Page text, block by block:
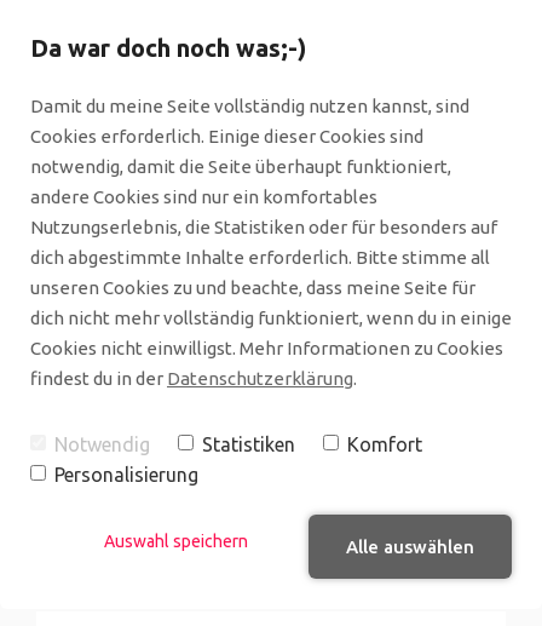
Suche
Du hast nicht auf den ersten Blick gefunden, was
du sucht? Dann versuche es doch bitte einmal
direkt hier. Am besten, du verwendest ein
kannst du mich auch gern ansprechen. Am besten
über einen meiner Social Media-Kanäle.
Da war doch noch was;-)
Damit du meine Seite vollständig nutzen kannst, sind
Cookies erforderlich. Einige dieser Cookies sind
notwendig, damit die Seite überhaupt funktioniert,
andere Cookies sind nur ein komfortables
Nutzungserlebnis, die Statistiken oder für besonders auf
dich abgestimmte Inhalte erforderlich. Bitte stimme all
unseren Cookies zu und beachte, dass meine Seite für
dich nicht mehr vollständig funktioniert, wenn du in einige
Cookies nicht einwilligst. Mehr Informationen zu Cookies
findest du in der Datenschutzerklärung.
Notwendig Statistiken
Komfort
Personalisierung
Auswahl speichern Alle auswählen